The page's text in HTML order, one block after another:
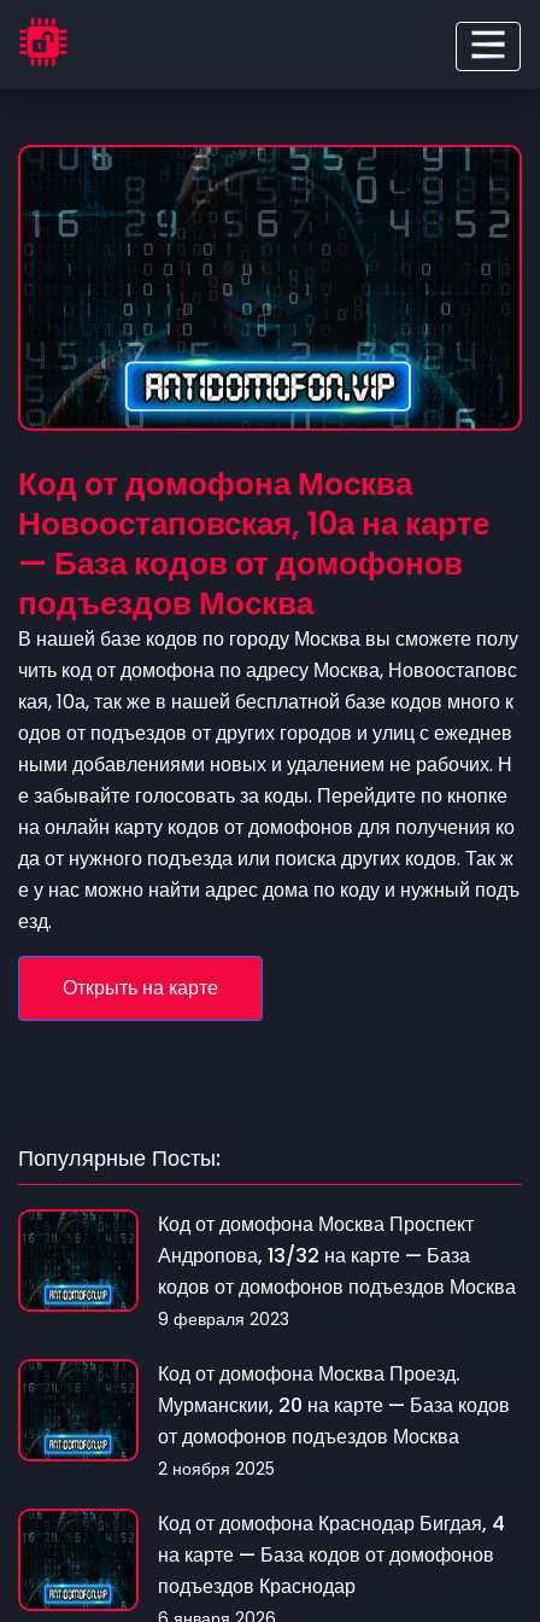
Код от домофона Москва
Новоостаповская, 10а на карте
— База кодов от домофонов
подъездов Москва
В нашей базе кодов по городу Москва вы сможете полу
чить код от домофона по адресу Москва, Новоостаповс
кая, 10а, так же в нашей бесплатной базе кодов много к
одов от подъездов от других городов и улиц с ежеднев
ными добавлениями новых и удалением не рабочих. Н
е забывайте голосовать за коды. Перейдите по кнопке
на онлайн карту кодов от домофонов для получения ко
да от нужного подъезда или поиска других кодов. Так ж
е у нас можно найти адрес дома по коду и нужный подъ
езд.
Открыть на карте
Популярные Посты:
Код от домофона Москва Проспект
Андропова, 13/32 на карте — База
кодов от домофонов подъездов Москва
9 февраля 2023
Код от домофона Москва Проезд.
Мурманскии, 20 на карте — База кодов
от домофонов подъездов Москва
2 ноября 2025
Код от домофона Краснодар Бигдая, 4
на карте — База кодов от домофонов
подъездов Краснодар